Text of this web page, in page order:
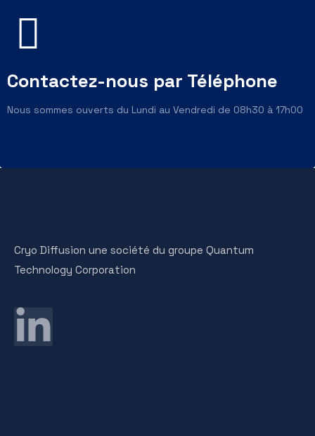
Contactez-nous par Téléphone
Nous sommes ouverts du Lundi au Vendredi de 08h30 à 17h00
Cryo Diffusion une société du groupe Quantum
Technology Corporation